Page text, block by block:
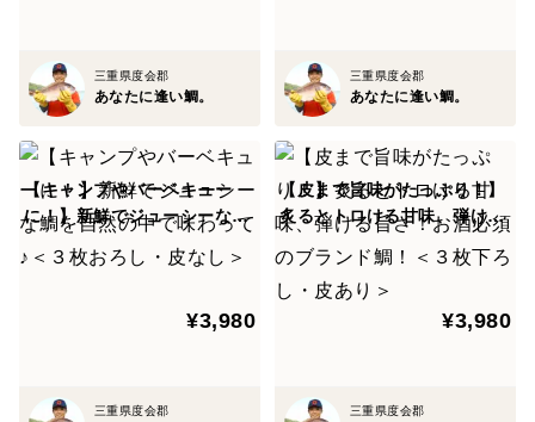
【お届け方法】
真空パックにして、クール便にてお届けいたします。
あなたに逢い鯛。の美味しさのひみつ
＜土地＞
あなたに逢い鯛。の育つ南伊勢町迫間浦は、⼭に囲まれ
また、台⾵の影響を受けにくい穏やかな海で、鯛が育つ
三重県度会郡
あなたに逢い鯛。
三重県度会郡
あなたに逢い鯛。
【キャンプやバーベキュー
に！】新鮮でジューシーな鯛
枚おろし・皮なし＞
¥3,980
三重県度会郡
【皮まで旨味がたっぷり！】
炙るとトロける甘味、弾ける
鯛！＜３枚下ろし・皮あり＞
¥3,980
三重県度会郡